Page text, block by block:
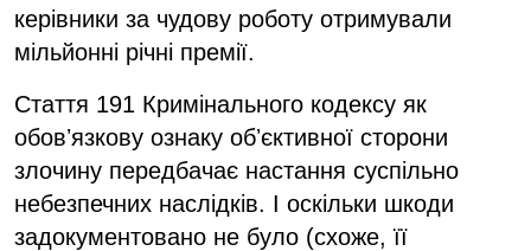
керівники за чудову роботу отримували
мільйонні річні премії.
Стаття 191 Кримінального кодексу як
обовʼязкову ознаку обʼєктивної сторони
злочину передбачає настання суспільно
небезпечних наслідків. І оскільки шкоди
задокументовано не було (схоже, її